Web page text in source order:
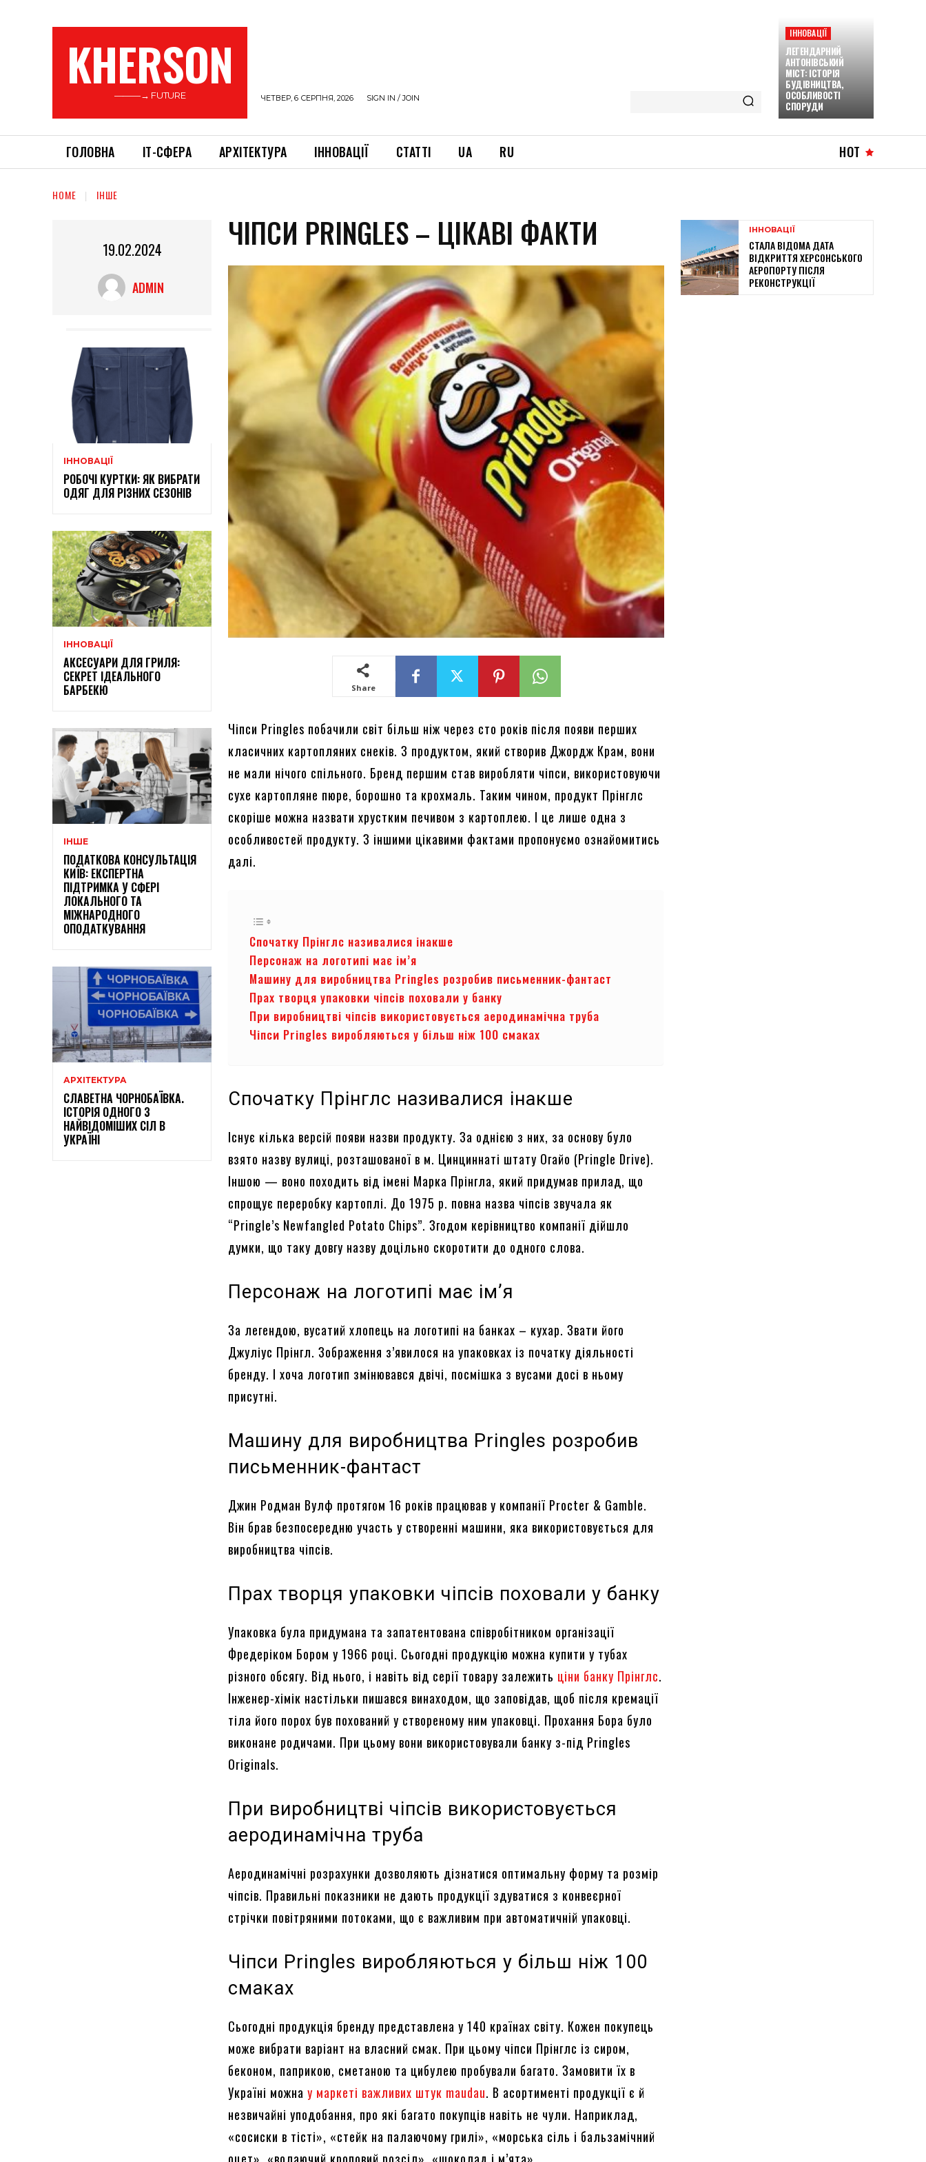
KHERSON
———→ FUTURE ЧЕТВЕР, 6 СЕРПНЯ, 2026 SIGN IN / JOIN
ІННОВАЦІЇ
ЛЕГЕНДАРНИЙ
АНТОНІВСЬКИЙ
МІСТ: ІСТОРІЯ
БУДІВНИЦТВА,
ОСОБЛИВОСТІ
СПОРУДИ
ГОЛОВНА ІТ-СФЕРА АРХІТЕКТУРА ІННОВАЦІЇ СТАТТІ UA RU HOT
HOME ІНШЕ
19.02.2024
ADMIN
ІННОВАЦІЇ
РОБОЧІ КУРТКИ: ЯК ВИБРАТИ
ОДЯГ ДЛЯ РІЗНИХ СЕЗОНІВ
ІННОВАЦІЇ
АКСЕСУАРИ ДЛЯ ГРИЛЯ:
СЕКРЕТ ІДЕАЛЬНОГО
БАРБЕКЮ
ІНШЕ
ПОДАТКОВА КОНСУЛЬТАЦІЯ
КИЇВ: ЕКСПЕРТНА
ПІДТРИМКА У СФЕРІ
ЛОКАЛЬНОГО ТА
МІЖНАРОДНОГО
ОПОДАТКУВАННЯ
АРХІТЕКТУРА
СЛАВЕТНА ЧОРНОБАЇВКА.
ІСТОРІЯ ОДНОГО З
НАЙВІДОМІШИХ СІЛ В
УКРАЇНІ
ЧІПСИ PRINGLES – ЦІКАВІ ФАКТИ
Share
Чіпси Pringles побачили світ більш ніж через сто років після появи перших
класичних картопляних снеків. З продуктом, який створив Джордж Крам, вони
не мали нічого спільного. Бренд першим став виробляти чіпси, використовуючи
сухе картопляне пюре, борошно та крохмаль. Таким чином, продукт Прінглс
скоріше можна назвати хрустким печивом з картоплею. І це лише одна з
особливостей продукту. З іншими цікавими фактами пропонуємо ознайомитись
далі.
Спочатку Прінглс називалися інакше
Персонаж на логотипі має ім’я
Машину для виробництва Pringles розробив письменник-фантаст
Прах творця упаковки чіпсів поховали у банку
При виробництві чіпсів використовується аеродинамічна труба
Чіпси Pringles виробляються у більш ніж 100 смаках
Спочатку Прінглс називалися інакше
Існує кілька версій появи назви продукту. За однією з них, за основу було
взято назву вулиці, розташованої в м. Цинциннаті штату Огайо (Pringle Drive).
Іншою — воно походить від імені Марка Прінгла, який придумав прилад, що
спрощує переробку картоплі. До 1975 р. повна назва чіпсів звучала як
“Pringle’s Newfangled Potato Chips”. Згодом керівництво компанії дійшло
думки, що таку довгу назву доцільно скоротити до одного слова.
Персонаж на логотипі має ім’я
За легендою, вусатий хлопець на логотипі на банках – кухар. Звати його
Джуліус Прінгл. Зображення з’явилося на упаковках із початку діяльності
бренду. І хоча логотип змінювався двічі, посмішка з вусами досі в ньому
присутні.
Машину для виробництва Pringles розробив
письменник-фантаст
Джин Родман Вулф протягом 16 років працював у компанії Procter & Gamble.
Він брав безпосередню участь у створенні машини, яка використовується для
виробництва чіпсів.
Прах творця упаковки чіпсів поховали у банку
Упаковка була придумана та запатентована співробітником організації
Фредеріком Бором у 1966 році. Сьогодні продукцію можна купити у тубах
різного обсягу. Від нього, і навіть від серії товару залежить ціни банку Прінглс.
Інженер-хімік настільки пишався винаходом, що заповідав, щоб після кремації
тіла його порох був похований у створеному ним упаковці. Прохання Бора було
виконане родичами. При цьому вони використовували банку з-під Pringles
Originals.
При виробництві чіпсів використовується
аеродинамічна труба
Аеродинамічні розрахунки дозволяють дізнатися оптимальну форму та розмір
чіпсів. Правильні показники не дають продукції здуватися з конвеєрної
стрічки повітряними потоками, що є важливим при автоматичній упаковці.
Чіпси Pringles виробляються у більш ніж 100
смаках
Сьогодні продукція бренду представлена у 140 країнах світу. Кожен покупець
може вибрати варіант на власний смак. При цьому чіпси Прінглс із сиром,
беконом, паприкою, сметаною та цибулею пробували багато. Замовити їх в
Україні можнау маркеті важливих штук maudau. В асортименті продукції є й
незвичайні уподобання, про які багато покупців навіть не чули. Наприклад,
«сосиски в тісті», «стейк на палаючому грилі», «морська сіль і бальзамічний
ІННОВАЦІЇ
СТАЛА ВІДОМА ДАТА
ВІДКРИТТЯ ХЕРСОНСЬКОГО
АЕРОПОРТУ ПІСЛЯ
РЕКОНСТРУКЦІЇ